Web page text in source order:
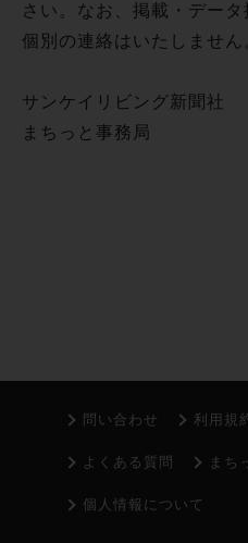
さい。なお、掲載・デー
個別の連絡はいたしません
サンケイリビング新聞社
まちっと事務局
問い合わせ 利用規
よくある質問 まち
個人情報について